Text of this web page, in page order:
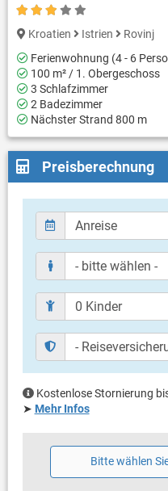
Kroatien Istrien
Rovinj
Ferienwohnung (4 - 6
100 m² / 1. Obergeschoss
3 Schlafzimmer
2 Badezimmer
Nächster Strand 800 m
Preisberechnung
Kostenlose Stornierung
➤ Mehr Infos
Bitte wählen